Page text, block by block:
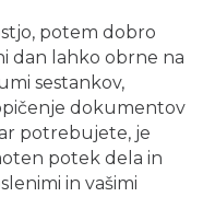
potem dobro
dan lahko obrne na
sestankov,
dokumentov
potrebujete, je
potek dela in
in vašimi